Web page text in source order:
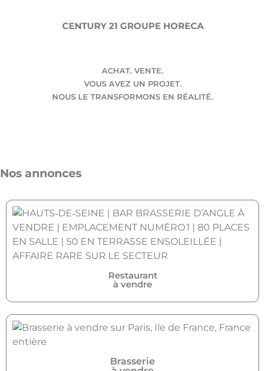
CENTURY 21 GROUPE HORECA
ACHAT. VENTE.
VOUS AVEZ UN PROJET.
NOUS LE TRANSFORMONS EN RÉALITÉ.
Nos annonces
Restaurant
à vendre
Brasserie